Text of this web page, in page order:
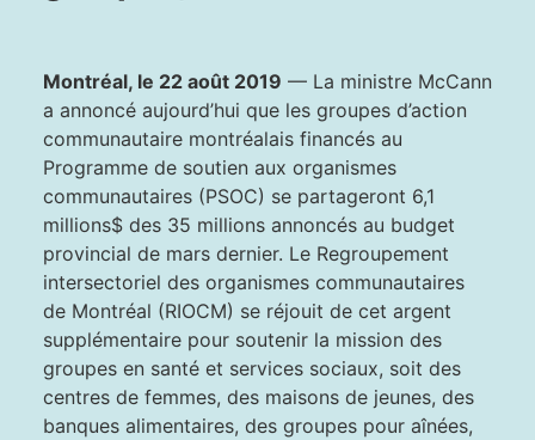
Montréal, le 22 août 2019 — La ministre McCann
a annoncé aujourd’hui que les groupes d’action
communautaire montréalais financés au
Programme de soutien aux organismes
communautaires (PSOC) se partageront 6,1
millions$ des 35 millions annoncés au budget
provincial de mars dernier. Le Regroupement
intersectoriel des organismes communautaires
de Montréal (RIOCM) se réjouit de cet argent
supplémentaire pour soutenir la mission des
groupes en santé et services sociaux, soit des
centres de femmes, des maisons de jeunes, des
banques alimentaires, des groupes pour aînées,